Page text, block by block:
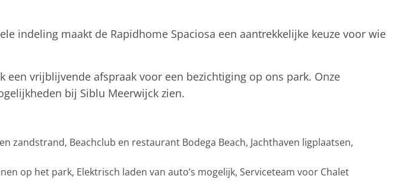
indeling maakt de Rapidhome Spaciosa een aantrekkelijke keuze voor wie
vrijblijvende afspraak voor een bezichtiging op ons park. Onze
bij Siblu Meerwijck zien.
zandstrand, Beachclub en restaurant Bodega Beach, Jachthaven ligplaatsen,
op het park, Elektrisch laden van auto’s mogelijk, Serviceteam voor Chalet